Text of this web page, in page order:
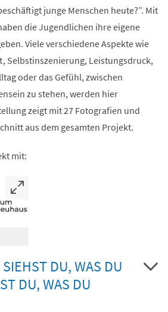
junge Menschen heute?”. Mit
die Jugendlichen ihre eigene
Viele verschiedene Aspekte wie
Selbstinszenierung, Leistungsdruck,
oder das Gefühl, zwischen
zu stehen, werden hier
zeigt mit 27 Fotografien und
aus dem gesamten Projekt.
mit:
DU, WAS DU
DU, WAS DU